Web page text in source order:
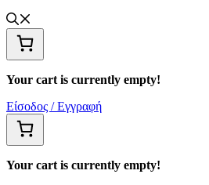
Your cart is currently empty!
Είσοδος / Εγγραφή
Your cart is currently empty!